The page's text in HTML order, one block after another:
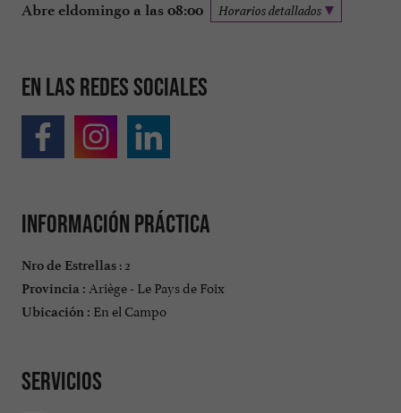
Abre eldomingo a las 08:00 Horarios detallados
En las redes sociales
Información práctica
Nro de Estrellas : 2
Provincia : Ariège - Le Pays de Foix
Ubicación : En el Campo
Servicios